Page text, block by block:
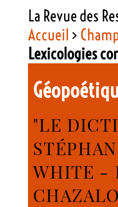
La Revue des
Accueil >
Lexicologies
"LE
WHITE -